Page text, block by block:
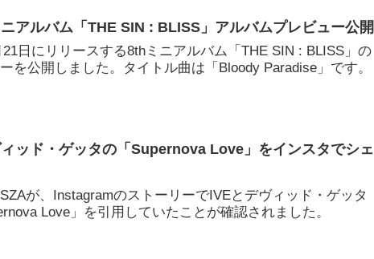
アルバム「THE SIN : BLISS」アルバムプレビュー公開
日にリリースする8thミニアルバム「THE SIN : BLISS」の
を公開しました。タイトル曲は「Bloody Paradise」です。
ッド・ゲッタの「Supernova Love」をインスタでシェ
が、InstagramのストーリーでIVEとデヴィッド・ゲッタ
Love」を引用していたことが確認されました。